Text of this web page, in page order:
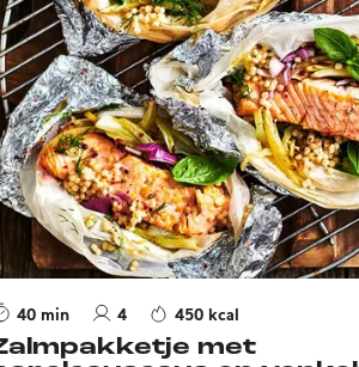
40 min 4 450 kcal
met